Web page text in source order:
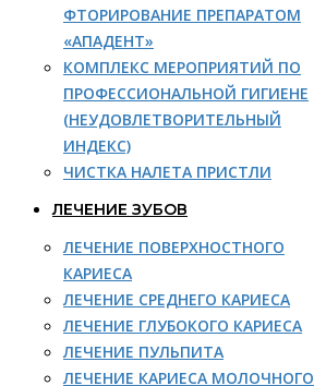
ФТОРИРОВАНИЕ ПРЕПАРАТОМ
«АПАДЕНТ»
КОМПЛЕКС МЕРОПРИЯТИЙ ПО
ПРОФЕССИОНАЛЬНОЙ ГИГИЕНЕ
(НЕУДОВЛЕТВОРИТЕЛЬНЫЙ
ИНДЕКС)
ЧИСТКА НАЛЕТА ПРИСТЛИ
ЛЕЧЕНИЕ ЗУБОВ
ЛЕЧЕНИЕ ПОВЕРХНОСТНОГО
КАРИЕСА
ЛЕЧЕНИЕ СРЕДНЕГО КАРИЕСА
ЛЕЧЕНИЕ ГЛУБОКОГО КАРИЕСА
ЛЕЧЕНИЕ ПУЛЬПИТА
ЛЕЧЕНИЕ КАРИЕСА МОЛОЧНОГО